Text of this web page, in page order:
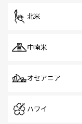
北米
中南米
オセアニア
ハワイ